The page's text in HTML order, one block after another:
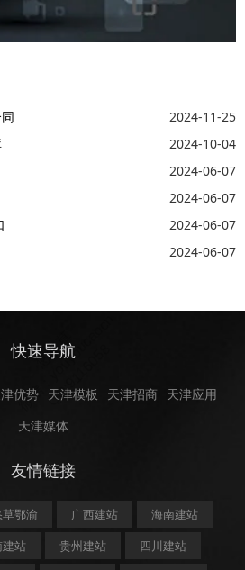
2024-11-25
2024-10-04
2024-06-07
2024-06-07
2024-06-07
2024-06-07
快速导航
优势 天津模板 天津招商 天津应用
天津媒体
友情链接
鄂渝 广西建站
海南建站
建站 贵州建站
四川建站